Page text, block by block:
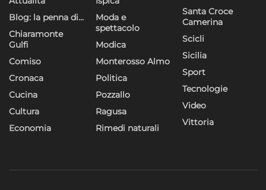
Blog: la penna di…
Chiaramonte
Gulfi
Comiso
Cronaca
Cucina
Cultura
Economia
Moda e
spettacolo
Modica
Monterosso Almo
Politica
Pozzallo
Ragusa
Rimedi naturali
Santa Croce
Camerina
Scicli
Sicilia
Sport
Tecnologie
Video
Vittoria